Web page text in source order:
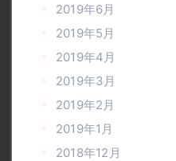
2019年6月
2019年5月
2019年4月
2019年3月
2019年2月
2019年1月
2018年12月